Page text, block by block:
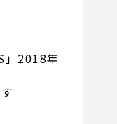
2018年